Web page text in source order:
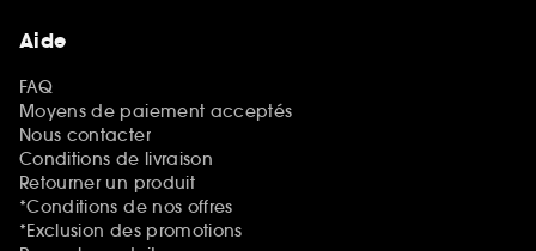
Aide
FAQ
Moyens de paiement acceptés
Nous contacter
Conditions de livraison
Retourner un produit
*Conditions de nos offres
*Exclusion des promotions